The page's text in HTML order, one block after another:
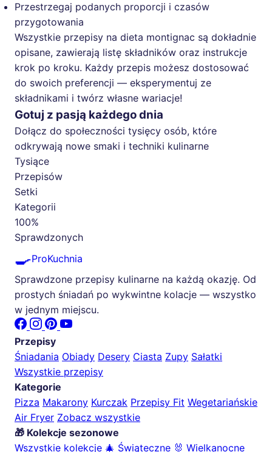
Przestrzegaj podanych proporcji i czasów
przygotowania
Wszystkie przepisy na dieta montignac są dokładnie
opisane, zawierają listę składników oraz instrukcje
krok po kroku. Każdy przepis możesz dostosować
do swoich preferencji — eksperymentuj ze
składnikami i twórz własne wariacje!
Gotuj z pasją każdego dnia
Dołącz do społeczności tysięcy osób, które
odkrywają nowe smaki i techniki kulinarne
Tysiące
Przepisów
Setki
Kategorii
100%
Sprawdzonych
🍳ProKuchnia
Sprawdzone przepisy kulinarne na każdą okazję. Od
prostych śniadań po wykwintne kolacje — wszystko
w jednym miejscu.
Przepisy
Śniadania Obiady Desery Ciasta Zupy Sałatki
Wszystkie przepisy
Kategorie
Pizza Makarony Kurczak Przepisy Fit Wegetariańskie
Air Fryer Zobacz wszystkie
🎁 Kolekcje sezonowe
Wszystkie kolekcje 🎄 Świąteczne 🐰 Wielkanocne